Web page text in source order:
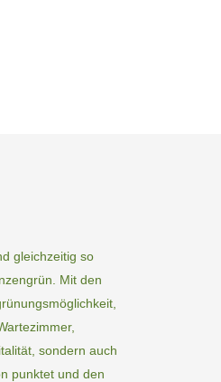
gleichzeitig so
Mit den
sondern auch
punktet und den